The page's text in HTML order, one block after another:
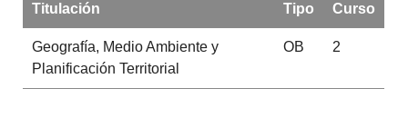
Titulación Tipo Curso
Geografía, Medio Ambiente y
Planificación Territorial
OB 2